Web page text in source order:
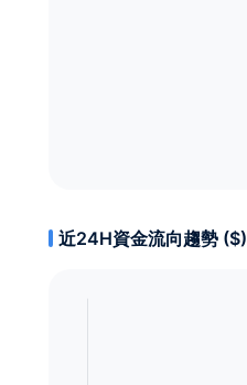
近24H資金流向趨勢 ($)